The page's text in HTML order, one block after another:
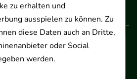
zu erhalten und
ausspielen zu können. Zu
diese Daten auch an Dritte,
oder Social
werden.